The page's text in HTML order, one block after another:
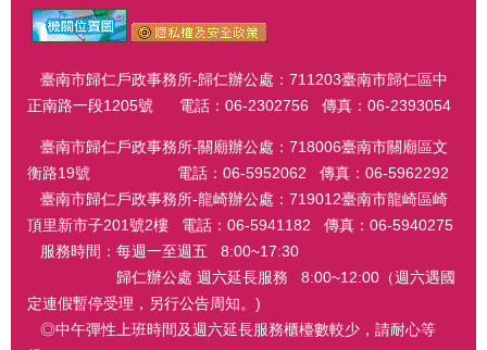
臺南市歸仁戶政事務所-歸仁辦公處：711203臺南市歸仁區中
正南路一段1205號 電話：06-2302756 傳真：06-2393054
臺南市歸仁戶政事務所-關廟辦公處：718006臺南市關廟區文
衡路19號 電話：06-5952062 傳真：06-5962292
臺南市歸仁戶政事務所-龍崎辦公處：719012臺南市龍崎區崎
頂里新市子201號2樓 電話：06-5941182 傳真：06-5940275
服務時間：每週一至週五 8:00~17:30
歸仁辦公處 週六延長服務 8:00~12:00（週六遇國
定連假暫停受理，另行公告周知。)
◎中午彈性上班時間及週六延長服務櫃檯數較少，請耐心等